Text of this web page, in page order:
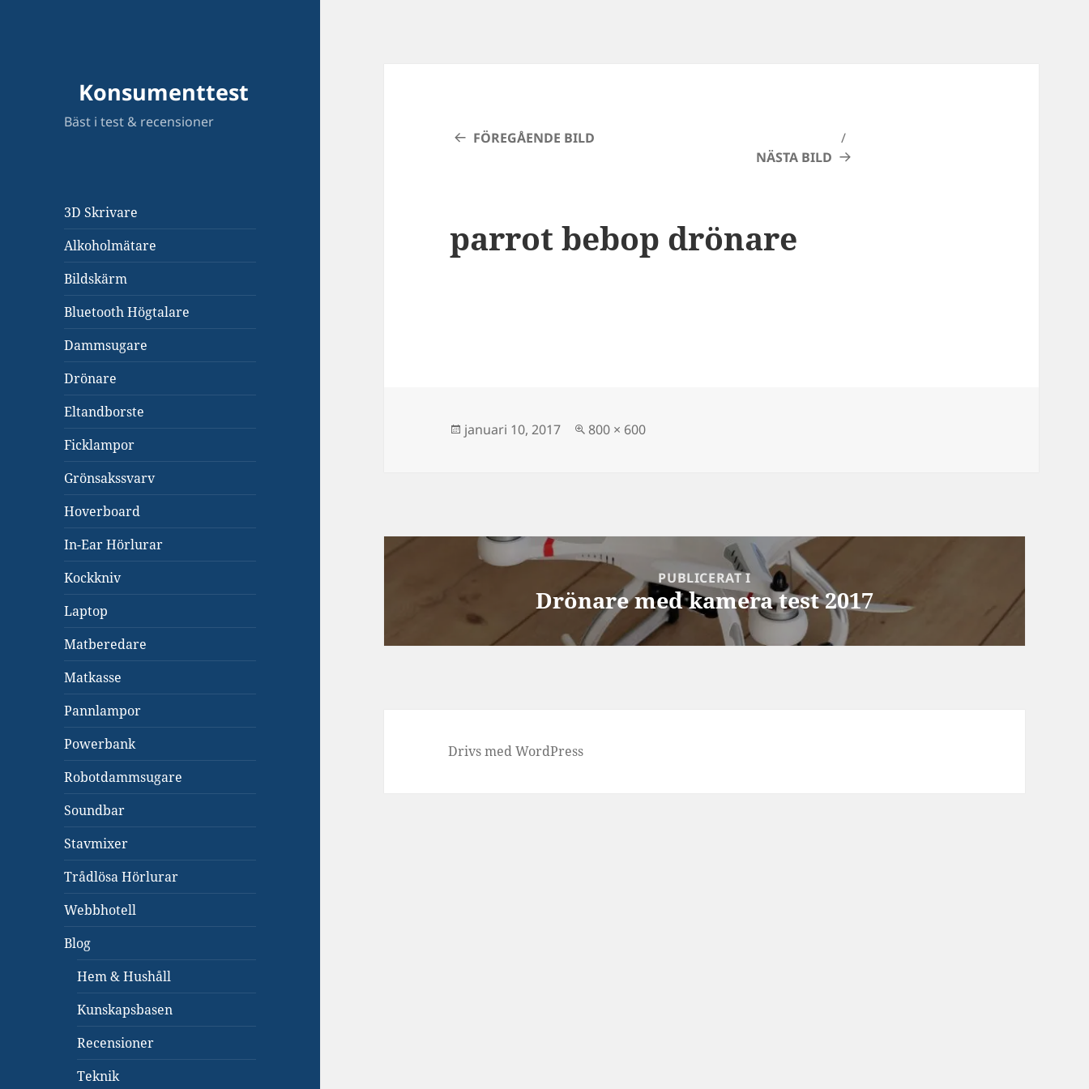
Konsumenttest
Bäst i test & recensioner
3D Skrivare
Alkoholmätare
Bildskärm
Bluetooth Högtalare
Dammsugare
Drönare
Eltandborste
Ficklampor
Grönsakssvarv
Hoverboard
In-Ear Hörlurar
Kockkniv
Laptop
Matberedare
Matkasse
Pannlampor
Powerbank
Robotdammsugare
Soundbar
Stavmixer
Trådlösa Hörlurar
Webbhotell
Blog
Hem & Hushåll
Kunskapsbasen
Recensioner
Teknik
FÖREGÅENDE BILD
NÄSTA BILD
parrot bebop drönare
Postat
januari 10, 2017
Full
800 × 600
Inläggsnavigering
PUBLICERAT I
Drönare med kamera test 2017
Drivs med WordPress